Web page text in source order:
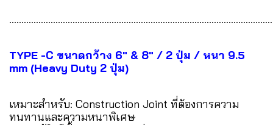
TYPE -C ขนาดกว้าง 6" & 8" / 2 ปุ่ม / หนา 9.5
mm (Heavy Duty 2 ปุ่ม)
เหมาะสำหรับ: Construction Joint ที่ต้องการความ
ทนทานและความหนาพิเศษ